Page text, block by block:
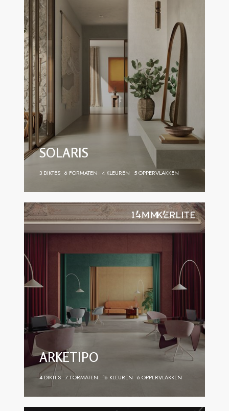
SOLARIS
3 DIKTES 6 FORMATEN 4 KLEUREN 5 OPPERVLAKKEN
ARKETIPO
4 DIKTES 7 FORMATEN 16 KLEUREN 6 OPPERVLAKKEN